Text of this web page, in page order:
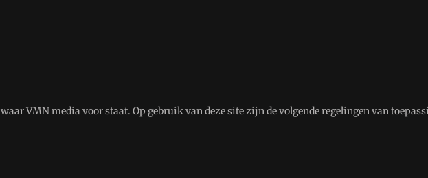
waar VMN media voor staat. Op gebruik van deze site zijn de volgende regelingen van